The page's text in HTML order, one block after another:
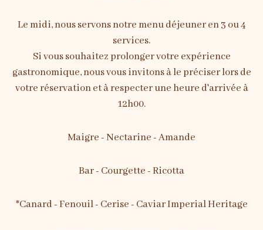
Le midi, nous servons notre menu déjeuner en 3 ou 4
services.
Si vous souhaitez prolonger votre expérience
gastronomique, nous vous invitons à le préciser lors de
votre réservation et à respecter une heure d'arrivée à
12h00.
Maigre - Nectarine - Amande
Bar - Courgette - Ricotta
*Canard - Fenouil - Cerise - Caviar Imperial Heritage